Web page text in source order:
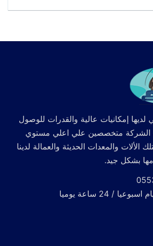
لديها إمكانيات عالية والقدرات للوصول
الشركة متخصصين علي اعلي مستوي
الألات والمعدات الحديثة والعمالة لدينا
بشكل جيد.